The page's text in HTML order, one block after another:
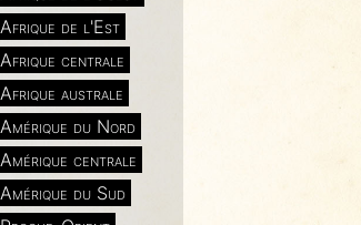
Afrique de l'Est
Afrique centrale
Afrique australe
Amérique du Nord
Amérique centrale
Amérique du Sud